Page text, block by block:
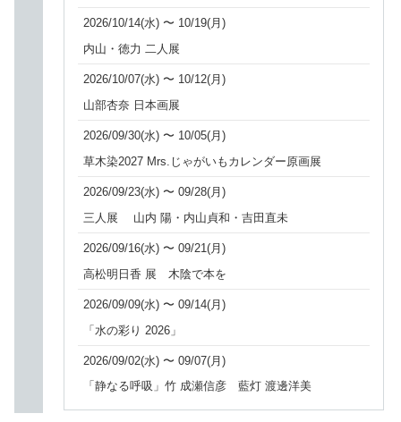
2026/10/14(水) 〜 10/19(月)
内山・徳力 二人展
2026/10/07(水) 〜 10/12(月)
山部杏奈 日本画展
2026/09/30(水) 〜 10/05(月)
草木染2027 Mrs.じゃがいもカレンダー原画展
2026/09/23(水) 〜 09/28(月)
三人展 山内 陽・内山貞和・吉田直未
2026/09/16(水) 〜 09/21(月)
高松明日香 展 木陰で本を
2026/09/09(水) 〜 09/14(月)
「水の彩り 2026」
2026/09/02(水) 〜 09/07(月)
「静なる呼吸」竹 成瀬信彦 藍灯 渡邊洋美